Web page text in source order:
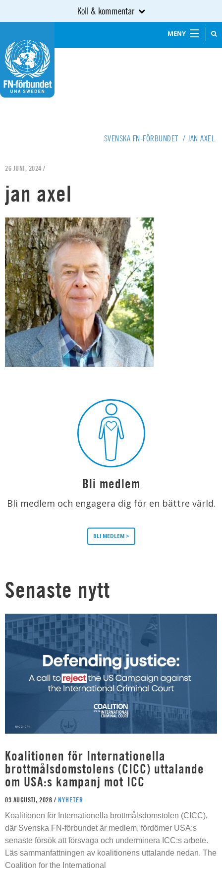
Koll & kommentar
MENY
SVENSKA FN-FÖRBUNDET / JAN AXEL
26 JUNI, 2024 /
jan axel
Bli medlem
Bli medlem och engagera dig för en bättre värld.
BLI MEDLEM >
Senaste nytt
Koalitionen för Internationella
brottmålsdomstolens (CICC) uttalande
om USA:s kampanj mot ICC
03 AUGUSTI, 2026 / NYHETER
Koalitionen för Internationella brottmålsdomstolen (CICC),
där Svenska FN-förbundet är medlem, fördömer USA:s
senaste försök att försvaga och underminera ICC:s arbete.
Läs sammanfattningen av koalitionens uttalande nedan. The
Coalition for the International